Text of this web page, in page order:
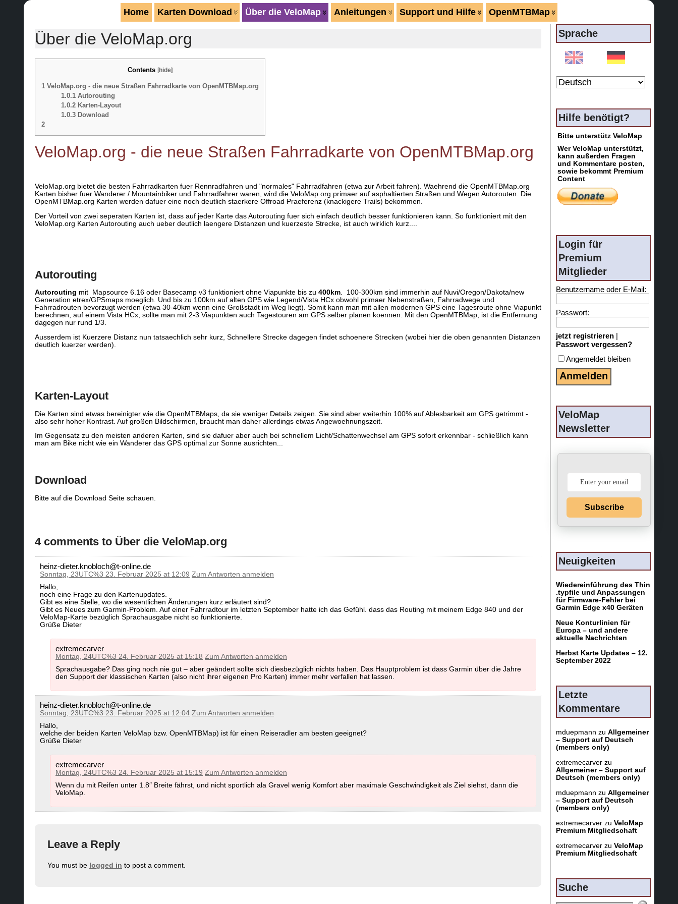
Home Karten Download Über die VeloMap Anleitungen Support und Hilfe OpenMTBMap
Über die VeloMap.org
Contents [hide]
1 VeloMap.org - die neue Straßen Fahrradkarte von OpenMTBMap.org
1.0.1Autorouting
1.0.2Karten-Layout
1.0.3Download
2
VeloMap.org - die neue Straßen Fahrradkarte von OpenMTBMap.org
VeloMap.org bietet die besten Fahrradkarten fuer Rennradfahren und "normales" Fahrradfahren (etwa zur Arbeit fahren). Waehrend die OpenMTBMap.org
Karten bisher fuer Wanderer / Mountainbiker und Fahrradfahrer waren, wird die VeloMap.org primaer auf asphaltierten Straßen und Wegen Autorouten. Die
OpenMTBMap.org Karten werden dafuer eine noch deutlich staerkere Offroad Praeferenz (knackigere Trails) bekommen.
Der Vorteil von zwei seperaten Karten ist, dass auf jeder Karte das Autorouting fuer sich einfach deutlich besser funktionieren kann. So funktioniert mit den
VeloMap.org Karten Autorouting auch ueber deutlich laengere Distanzen und kuerzeste Strecke, ist auch wirklich kurz....
Autorouting
Autorouting mit Mapsource 6.16 oder Basecamp v3 funktioniert ohne Viapunkte bis zu 400km. 100-300km sind immerhin auf Nuvi/Oregon/Dakota/new
Generation etrex/GPSmaps moeglich. Und bis zu 100km auf alten GPS wie Legend/Vista HCx obwohl primaer Nebenstraßen, Fahrradwege und
Fahrradrouten bevorzugt werden (etwa 30-40km wenn eine Großstadt im Weg liegt). Somit kann man mit allen modernen GPS eine Tagesroute ohne Viapunkt
berechnen, auf einem Vista HCx, sollte man mit 2-3 Viapunkten auch Tagestouren am GPS selber planen koennen. Mit den OpenMTBMap, ist die Entfernung
dagegen nur rund 1/3.
Ausserdem ist Kuerzere Distanz nun tatsaechlich sehr kurz, Schnellere Strecke dagegen findet schoenere Strecken (wobei hier die oben genannten Distanzen
deutlich kuerzer werden).
Karten-Layout
Die Karten sind etwas bereinigter wie die OpenMTBMaps, da sie weniger Details zeigen. Sie sind aber weiterhin 100% auf Ablesbarkeit am GPS getrimmt -
also sehr hoher Kontrast. Auf großen Bildschirmen, braucht man daher allerdings etwas Angewoehnungszeit.
Im Gegensatz zu den meisten anderen Karten, sind sie dafuer aber auch bei schnellem Licht/Schattenwechsel am GPS sofort erkennbar - schließlich kann
man am Bike nicht wie ein Wanderer das GPS optimal zur Sonne ausrichten...
Download
Bitte auf die Download Seite schauen.
4 comments to Über die VeloMap.org
heinz-dieter.knobloch@t-online.de
Sonntag, 23UTC%3 23. Februar 2025 at 12:09 Zum Antworten anmelden
Hallo,
noch eine Frage zu den Kartenupdates.
Gibt es eine Stelle, wo die wesentlichen Änderungen kurz erläutert sind?
Gibt es Neues zum Garmin-Problem. Auf einer Fahrradtour im letzten September hatte ich das Gefühl. dass das Routing mit meinem Edge 840 und der
VeloMap-Karte bezüglich Sprachausgabe nicht so funktionierte.
Grüße Dieter
extremecarver
Montag, 24UTC%3 24. Februar 2025 at 15:18 Zum Antworten anmelden
Sprachausgabe? Das ging noch nie gut – aber geändert sollte sich diesbezüglich nichts haben. Das Hauptproblem ist dass Garmin über die Jahre
den Support der klassischen Karten (also nicht ihrer eigenen Pro Karten) immer mehr verfallen hat lassen.
heinz-dieter.knobloch@t-online.de
Sonntag, 23UTC%3 23. Februar 2025 at 12:04 Zum Antworten anmelden
Hallo,
welche der beiden Karten VeloMap bzw. OpenMTBMap) ist für einen Reiseradler am besten geeignet?
Grüße Dieter
extremecarver
Montag, 24UTC%3 24. Februar 2025 at 15:19 Zum Antworten anmelden
Wenn du mit Reifen unter 1.8″ Breite fährst, und nicht sportlich ala Gravel wenig Komfort aber maximale Geschwindigkeit als Ziel siehst, dann die
VeloMap.
Leave a Reply
You must be logged in to post a comment.
Sprache
Hilfe benötigt?
Bitte unterstütz VeloMap
Wer VeloMap unterstützt,
kann außerden Fragen
und Kommentare posten,
sowie bekommt Premium
Content
Login für
Premium
Mitglieder
Benutzername oder E-Mail:
Passwort:
jetzt registrieren |
Passwort vergessen?
Angemeldet bleiben
VeloMap
Newsletter
Subscribe
Neuigkeiten
Wiedereinführung des Thin
.typfile und Anpassungen
für Firmware-Fehler bei
Garmin Edge x40 Geräten
Neue Konturlinien für
Europa – und andere
aktuelle Nachrichten
Herbst Karte Updates – 12.
September 2022
Letzte
Kommentare
mduepmann zu Allgemeiner
– Support auf Deutsch
(members only)
extremecarver zu
Allgemeiner – Support auf
Deutsch (members only)
mduepmann zu Allgemeiner
– Support auf Deutsch
(members only)
extremecarver zu VeloMap
Premium Mitgliedschaft
extremecarver zu VeloMap
Premium Mitgliedschaft
Suche